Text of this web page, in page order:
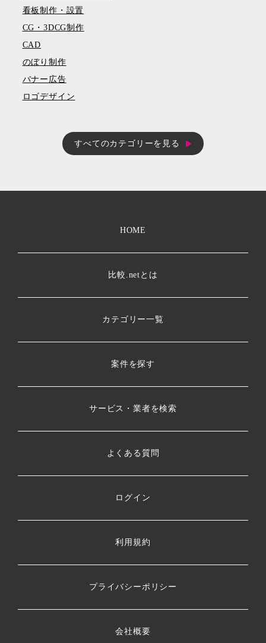
看板制作・設置
CG・3DCG制作
CAD
のぼり制作
バナー広告
ロゴデザイン
すべてのカテゴリーを見る
HOME
比較.netとは
カテゴリー一覧
案件を探す
サービス・業者を検索
よくある質問
ログイン
利用規約
プライバシーポリシー
会社概要